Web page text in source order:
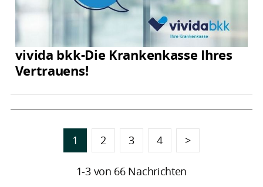
vivida bkk-Die Krankenkasse Ihres
Vertrauens!
1 2 3 4 >
1-3 von 66 Nachrichten